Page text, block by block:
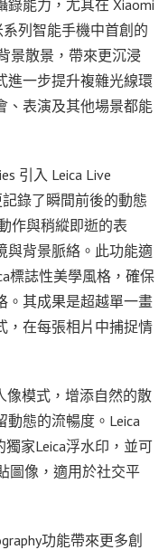
能力，尤其在 Xiaomi
列智能手機中首創的
景散景，帶來更沉浸
進一步提升複雜光線環
、表演及其他場景都能
引入 Leica Live
錄了瞬間前後的動態
作與稍縱即逝的表
與背景脈絡。此功能適
標誌性美學風格，確保
。其成果是超越單一畫
，在每張相片中捕捉情
像模式，增添自然的散
態的流暢度。Leica
家Leica浮水印，並可
圖像，適用於社交平
功能帶來更多創